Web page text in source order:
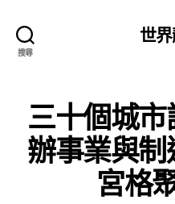
搜尋
世
三十個城
辦事業與
宮格